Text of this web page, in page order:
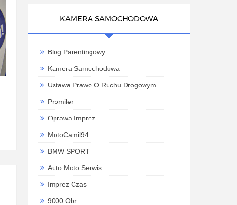
KAMERA SAMOCHODOWA
Blog Parentingowy
Kamera Samochodowa
Ustawa Prawo O Ruchu Drogowym
Promiler
Oprawa Imprez
MotoCamil94
BMW SPORT
Auto Moto Serwis
Imprez Czas
9000 Obr